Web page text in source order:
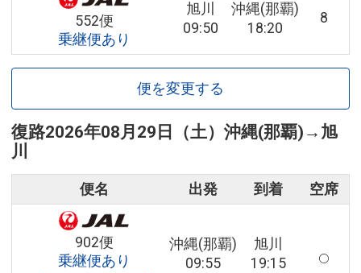
552便
乗継便あり
旭川
09:50
沖縄(那覇)
18:20
8
便を変更する
復路2026年08月29日（土） 沖縄(那覇) → 旭
川
便名 出発 到着 空席
902便
乗継便あり
沖縄(那覇)
09:55
旭川
19:15